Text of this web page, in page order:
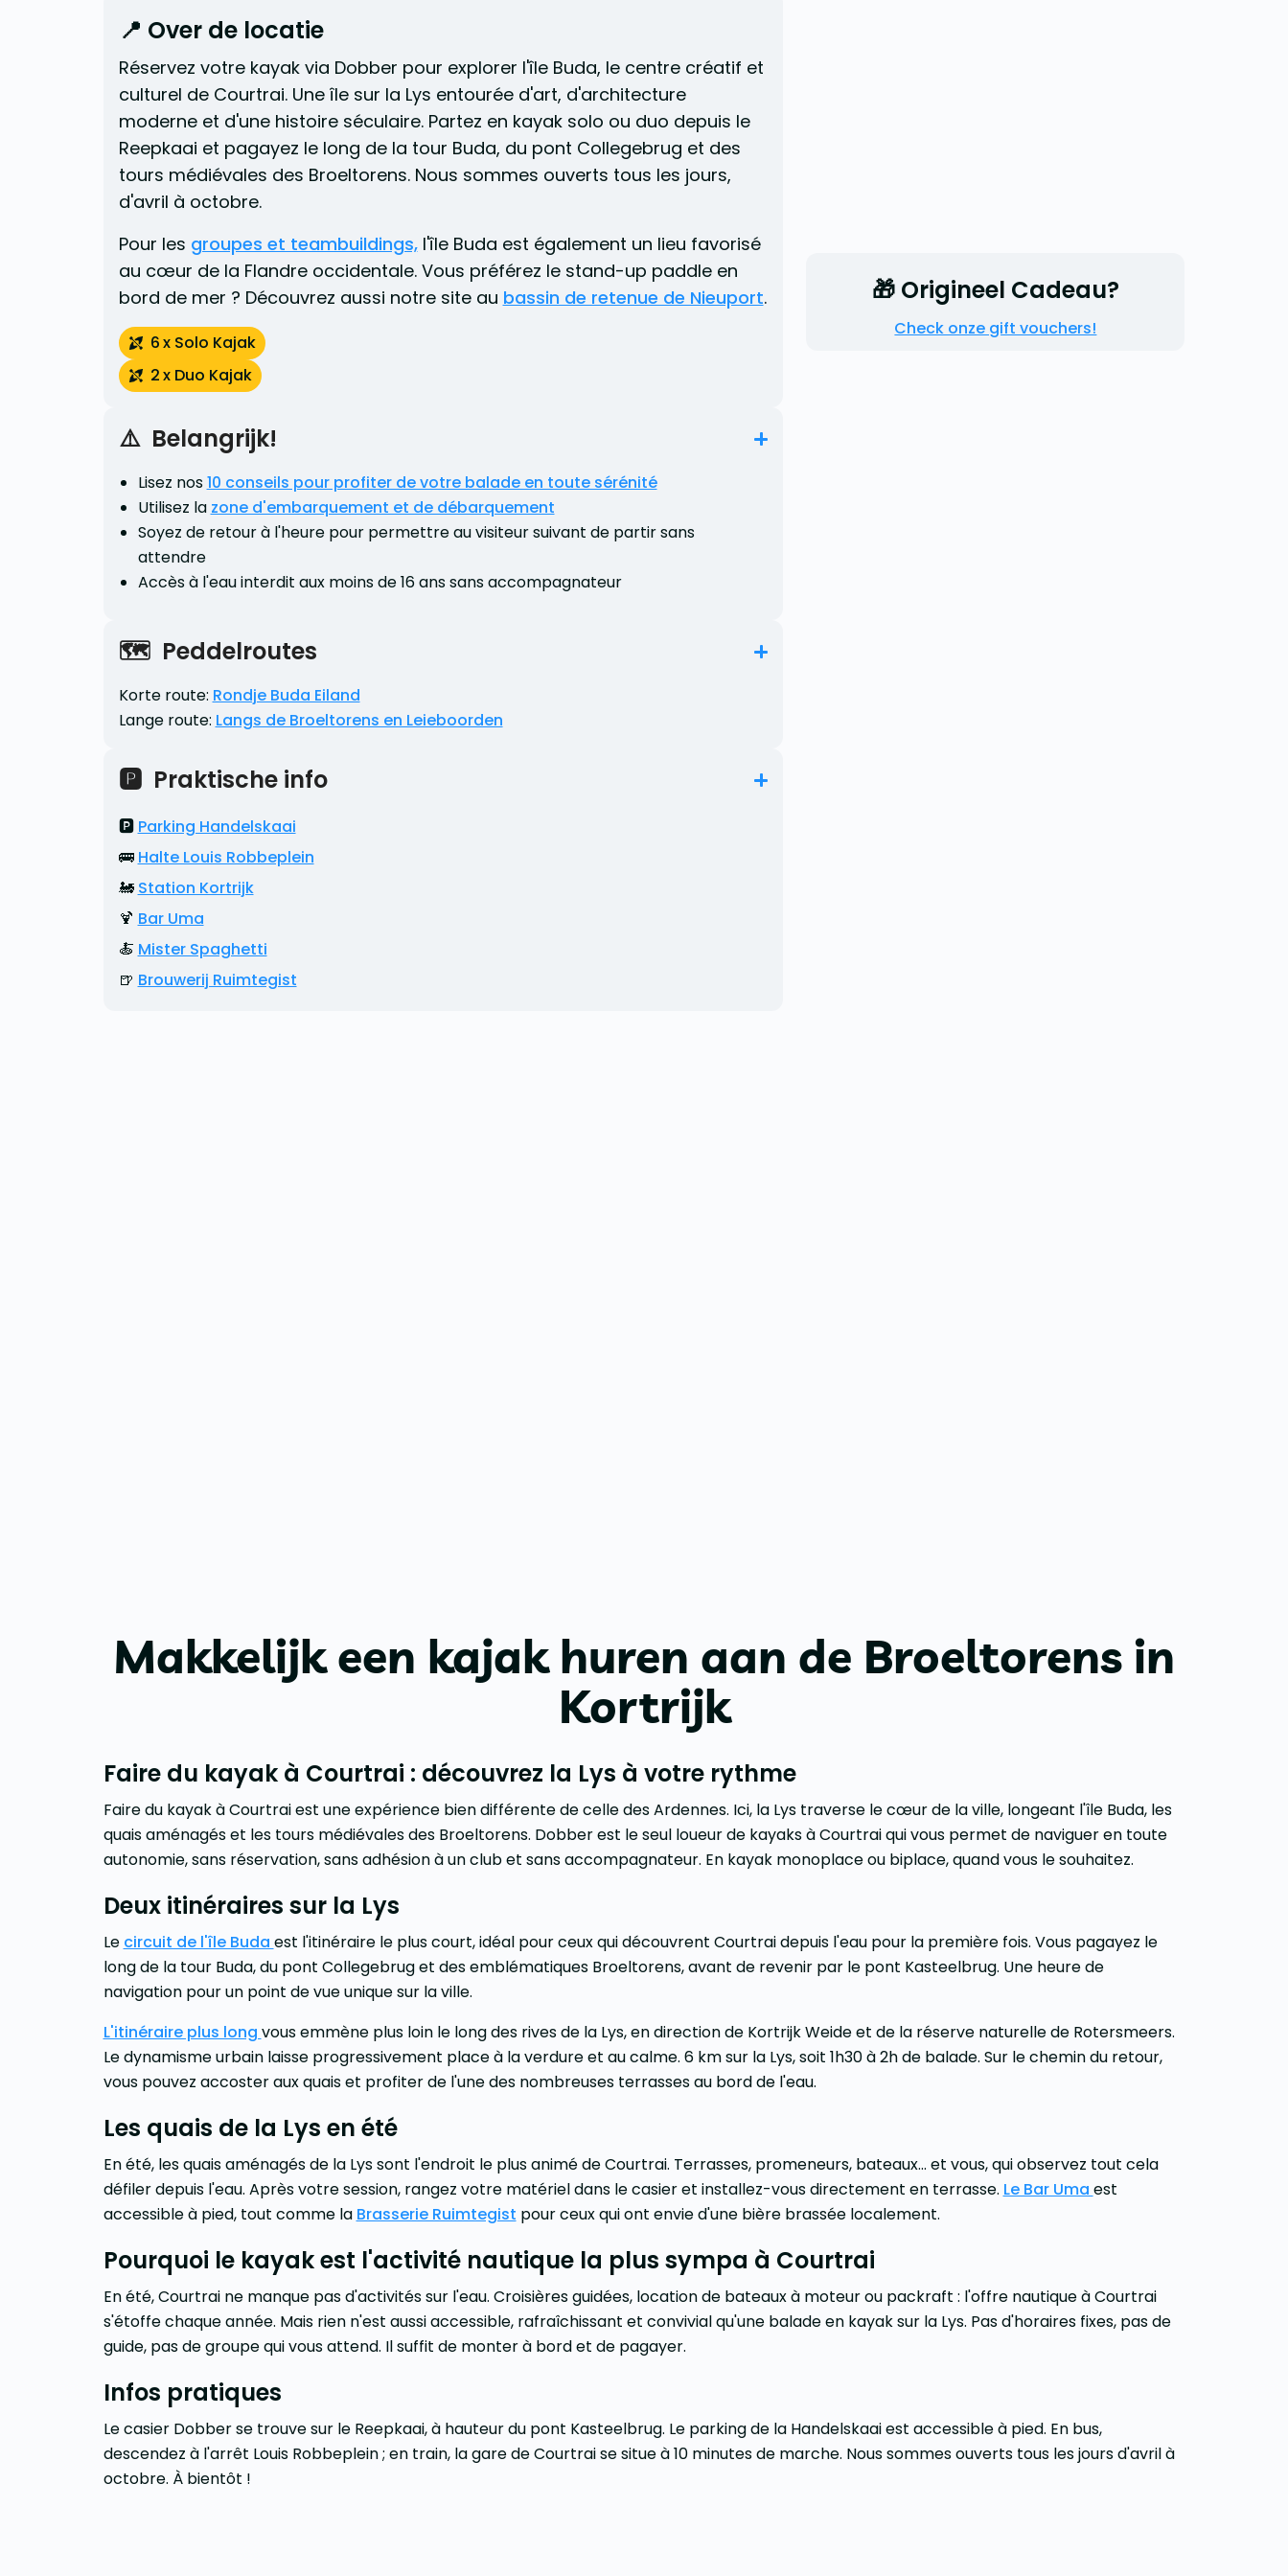
📍 Over de locatie
Réservez votre kayak via Dobber pour explorer l'île Buda, le centre créatif et
culturel de Courtrai. Une île sur la Lys entourée d'art, d'architecture
moderne et d'une histoire séculaire. Partez en kayak solo ou duo depuis le
Reepkaai et pagayez le long de la tour Buda, du pont Collegebrug et des
tours médiévales des Broeltorens. Nous sommes ouverts tous les jours,
d'avril à octobre.
Pour les groupes et teambuildings,l'île Buda est également un lieu favorisé
au cœur de la Flandre occidentale. Vous préférez le stand-up paddle en
bord de mer ? Découvrez aussi notre site au bassin de retenue de Nieuport.
6x Solo Kajak
2x Duo Kajak
⚠️  Belangrijk!
Lisez nos10 conseils pour profiter de votre balade en toute sérénité
Utilisez la zone d'embarquement et de débarquement
Soyez de retour à l'heure pour permettre au visiteur suivant de partir sans
attendre
Accès à l'eau interdit aux moins de 16 ans sans accompagnateur
🗺️  Peddelroutes
Korte route: Rondje Buda Eiland
Lange route: Langs de Broeltorens en Leieboorden
🅿️  Praktische info
🅿️ Parking Handelskaai
🚌 Halte Louis Robbeplein
🚂 Station Kortrijk
🍹 Bar Uma
🍝 Mister Spaghetti
🍺 Brouwerij Ruimtegist
🎁 Origineel Cadeau?
Check onze gift vouchers!
Makkelijk een kajak huren aan de Broeltorens in
Kortrijk
Faire du kayak à Courtrai : découvrez la Lys à votre rythme
Faire du kayak à Courtrai est une expérience bien différente de celle des Ardennes. Ici, la Lys traverse le cœur de la ville, longeant l'île Buda, les
quais aménagés et les tours médiévales des Broeltorens. Dobber est le seul loueur de kayaks à Courtrai qui vous permet de naviguer en toute
autonomie, sans réservation, sans adhésion à un club et sans accompagnateur. En kayak monoplace ou biplace, quand vous le souhaitez.
Deux itinéraires sur la Lys
Le circuit de l'île Buda est l'itinéraire le plus court, idéal pour ceux qui découvrent Courtrai depuis l'eau pour la première fois. Vous pagayez le
long de la tour Buda, du pont Collegebrug et des emblématiques Broeltorens, avant de revenir par le pont Kasteelbrug. Une heure de
navigation pour un point de vue unique sur la ville.
L'itinéraire plus long vous emmène plus loin le long des rives de la Lys, en direction de Kortrijk Weide et de la réserve naturelle de Rotersmeers.
Le dynamisme urbain laisse progressivement place à la verdure et au calme. 6 km sur la Lys, soit 1h30 à 2h de balade. Sur le chemin du retour,
vous pouvez accoster aux quais et profiter de l'une des nombreuses terrasses au bord de l'eau.
Les quais de la Lys en été
En été, les quais aménagés de la Lys sont l'endroit le plus animé de Courtrai. Terrasses, promeneurs, bateaux... et vous, qui observez tout cela
défiler depuis l'eau. Après votre session, rangez votre matériel dans le casier et installez-vous directement en terrasse. Le Bar Uma est
accessible à pied, tout comme la Brasserie Ruimtegist pour ceux qui ont envie d'une bière brassée localement.
Pourquoi le kayak est l'activité nautique la plus sympa à Courtrai
En été, Courtrai ne manque pas d'activités sur l'eau. Croisières guidées, location de bateaux à moteur ou packraft : l'offre nautique à Courtrai
s'étoffe chaque année. Mais rien n'est aussi accessible, rafraîchissant et convivial qu'une balade en kayak sur la Lys. Pas d'horaires fixes, pas de
guide, pas de groupe qui vous attend. Il suffit de monter à bord et de pagayer.
Infos pratiques
Le casier Dobber se trouve sur le Reepkaai, à hauteur du pont Kasteelbrug. Le parking de la Handelskaai est accessible à pied. En bus,
descendez à l'arrêt Louis Robbeplein ; en train, la gare de Courtrai se situe à 10 minutes de marche. Nous sommes ouverts tous les jours d'avril à
octobre. À bientôt !